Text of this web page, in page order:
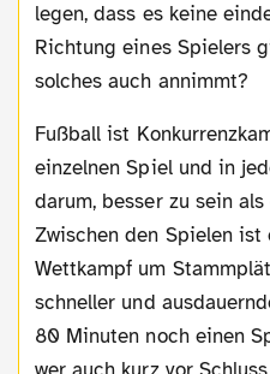
legen, dass es keine
Richtung eines Spielers
solches auch annimmt?
Fußball ist Konkurrenzkampf. Es geht in jedem
einzelnen Spiel und in
darum, besser zu sein
Zwischen den Spielen
Wettkampf um
schneller und
80 Minuten noch einen